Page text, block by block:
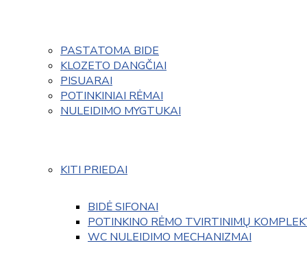
PASTATOMA BIDE
KLOZETO DANGČIAI
PISUARAI
POTINKINIAI RĖMAI
NULEIDIMO MYGTUKAI
KITI PRIEDAI
BIDĖ SIFONAI
POTINKINO RĖMO TVIRTINIMŲ
WC NULEIDIMO MECHANIZMAI